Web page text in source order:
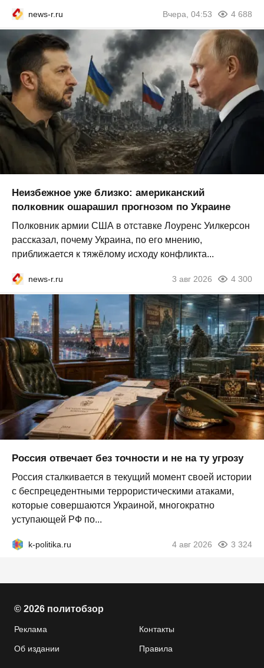
news-r.ru Вчера, 04:53 4 688
Неизбежное уже близко: американский
полковник ошарашил прогнозом по Украине
Полковник армии США в отставке Лоуренс Уилкерсон
рассказал, почему Украина, по его мнению,
приближается к тяжёлому исходу конфликта...
news-r.ru 3 авг 2026 4 300
Россия отвечает без точности и не на ту угрозу
Россия сталкивается в текущий момент своей истории
с беспрецедентными террористическими атаками,
которые совершаются Украиной, многократно
уступающей РФ по...
k-politika.ru 4 авг 2026 3 324
© 2026 политобзор
Реклама Контакты
Об издании Правила